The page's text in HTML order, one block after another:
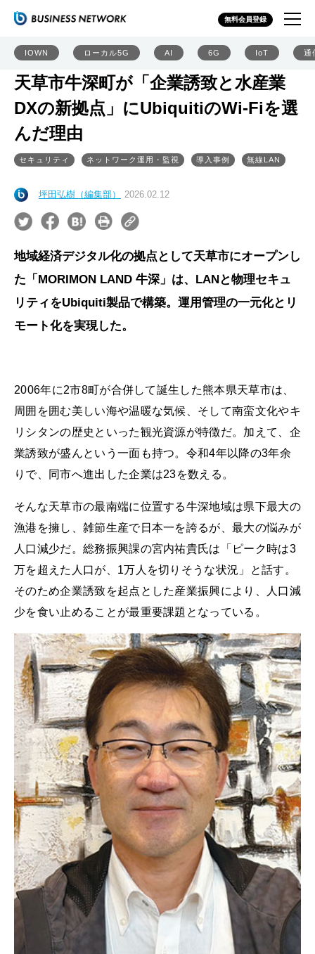
無料会員登録
IOWN ローカル5G AI 6G IoT 通
天草市牛深町が「企業誘致と水産業
DXの新拠点」にUbiquitiのWi-Fiを選
んだ理由
セキュリティ ネットワーク運用・監視 導入事例 無線LAN
坪田弘樹（編集部） 2026.02.12
地域経済デジタル化の拠点として天草市にオープンし
た「MORIMON LAND 牛深」は、LANと物理セキュ
リティをUbiquiti製品で構築。運用管理の一元化とリ
モート化を実現した。
2006年に2市8町が合併して誕生した熊本県天草市は、
周囲を囲む美しい海や温暖な気候、そして南蛮文化やキ
リシタンの歴史といった観光資源が特徴だ。加えて、企
業誘致が盛んという一面も持つ。令和4年以降の3年余
りで、同市へ進出した企業は23を数える。
そんな天草市の最南端に位置する牛深地域は県下最大の
漁港を擁し、雑節生産で日本一を誇るが、最大の悩みが
人口減少だ。総務振興課の宮内祐貴氏は「ピーク時は3
万を超えた人口が、1万人を切りそうな状況」と話す。
そのため企業誘致を起点とした産業振興により、人口減
少を食い止めることが最重要課題となっている。